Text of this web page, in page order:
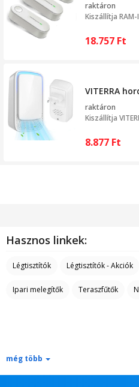
raktáron
Kiszállítja RAM-
18.757 Ft
VITERRA
raktáron
Kiszállítja
8.877 Ft
Hasznos linkek:
Légtisztítók Légtisztítók - Akciók
Ipari melegítők Teraszfűtők
még több